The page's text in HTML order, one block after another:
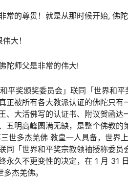
常的尊贵！就是从那时候开始, 佛
大！
陀师父是非常的伟大!
平奖颁奖委员会」联同「世界和
正被所有各大教派认证的佛陀只
、大活佛写的认证书、附议贺函
五明高峰圆满无缺，是整个佛教
世多杰羌佛 教皇一人具备，世界
同「世界和平奖宗教领袖授称委
永久不更变性的决定，在 1 月 31
杰羌佛。